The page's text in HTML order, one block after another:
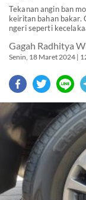
Tekanan angin ban
keiritan bahan bakar.
ngeri seperti
Gagah Radhitya
Senin, 18 Maret 2024 |